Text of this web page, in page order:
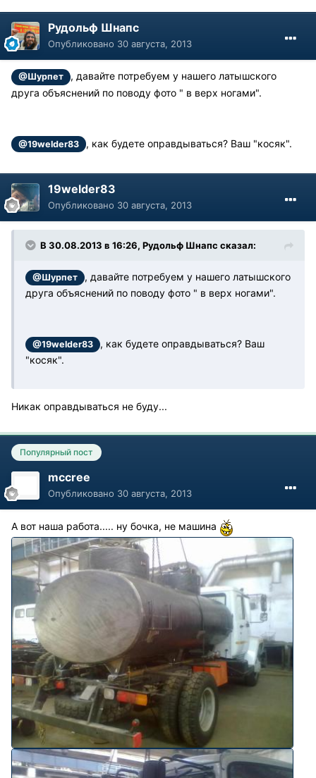
Рудольф Шнапс
Опубликовано 30 августа, 2013
@Шурпет
, давайте потребуем у нашего латышского
друга объяснений по поводу фото " в верх ногами".
@19welder83 , как будете оправдываться? Ваш "косяк".
19welder83
Опубликовано 30 августа, 2013
В 30.08.2013 в 16:26, Рудольф Шнапс сказал:
@Шурпет
, давайте потребуем у нашего латышского
друга объяснений по поводу фото " в верх ногами".
@19welder83
, как будете оправдываться? Ваш
"косяк".
Никак оправдываться не буду...
Популярный пост
mccree
Опубликовано 30 августа, 2013
А вот наша работа..... ну бочка, не машина